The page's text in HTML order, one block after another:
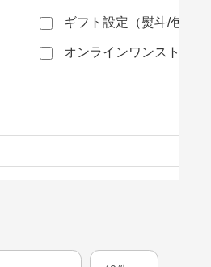
ギフト設定（熨斗/包装
オンラインワンストップ